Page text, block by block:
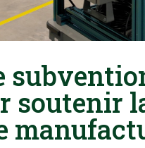
soutenir